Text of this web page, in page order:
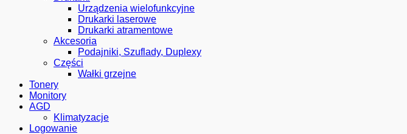
Urządzenia wielofunkcyjne
Drukarki laserowe
Drukarki atramentowe
Akcesoria
Podajniki, Szuflady, Duplexy
Części
Wałki grzejne
Tonery
Monitory
AGD
Klimatyzacje
Logowanie